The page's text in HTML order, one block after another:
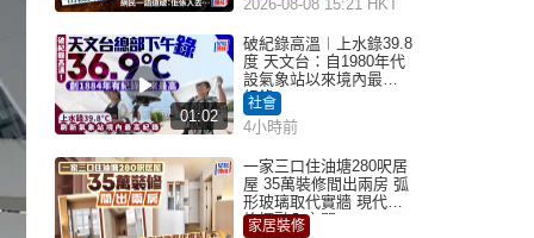
2026-08-08 15:21 HKT
01:02
破紀錄高溫︱上水錄39.8
度 天文台：自1980年代
設氣象站以來境內最高
紀錄
社會
4小時前
一家三口住油塘280呎居
屋 35萬裝修間出兩房 弧
形玻璃取代實牆 現代神
枱櫃融入玄關
家居裝修